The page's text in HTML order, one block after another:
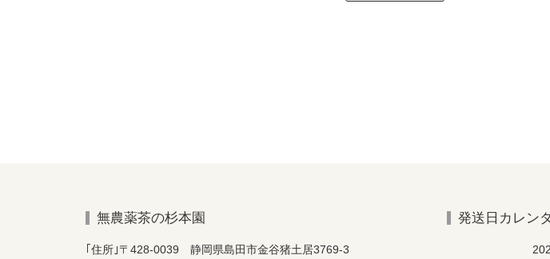
無農薬茶の杉本園
｢住所｣〒428-0039 静岡県島田市金谷猪土居3769-3
発送日カレン